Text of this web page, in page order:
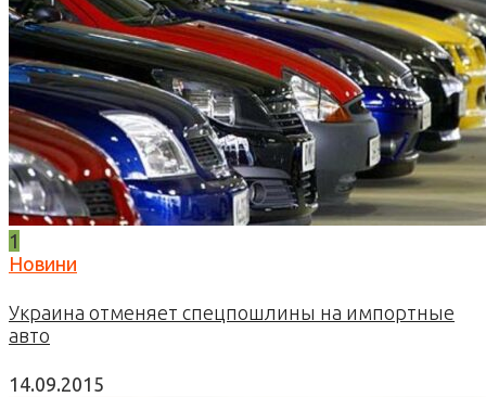
1
Новини
Украина отменяет спецпошлины на импортные
авто
14.09.2015